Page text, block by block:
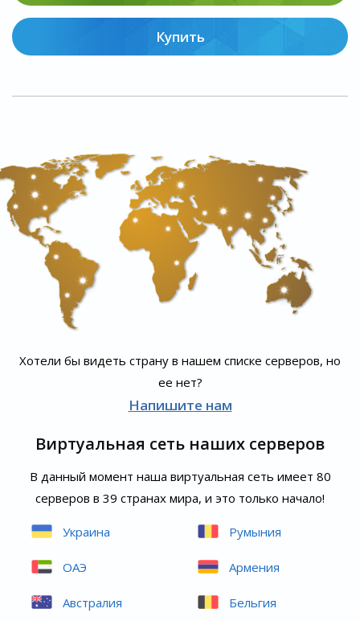
Купить
Хотели бы видеть страну в нашем списке серверов, но
ее нет?
Напишите нам
Виртуальная сеть наших серверов
В данный момент наша виртуальная сеть имеет 80
серверов в 39 странах мира, и это только начало!
Украина Румыния
ОАЭ Армения
Австралия Бельгия